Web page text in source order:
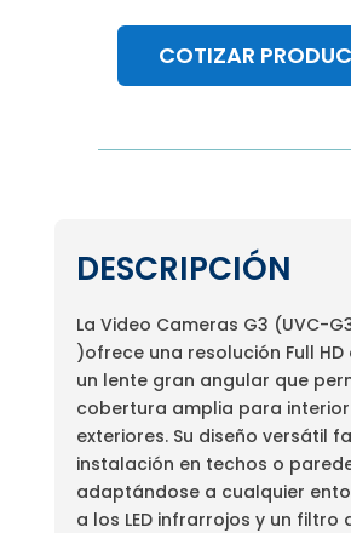
COTIZAR
DESCRIPCIÓN
La Video Cameras G3 (UVC-
)ofrece una resolución Full HD
un lente gran angular que
cobertura amplia para
exteriores. Su diseño versátil
instalación en techos o
adaptándose a cualquier
a los LED infrarrojos y un filtro